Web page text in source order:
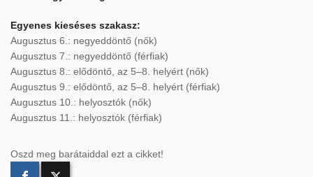
Egyenes kieséses szakasz:
Augusztus 6.: negyeddöntő (nők)
Augusztus 7.: negyeddöntő (férfiak)
Augusztus 8.: elődöntő, az 5–8. helyért (nők)
Augusztus 9.: elődöntő, az 5–8. helyért (férfiak)
Augusztus 10.: helyosztók (nők)
Augusztus 11.: helyosztók (férfiak)
Oszd meg barátaiddal ezt a cikket!